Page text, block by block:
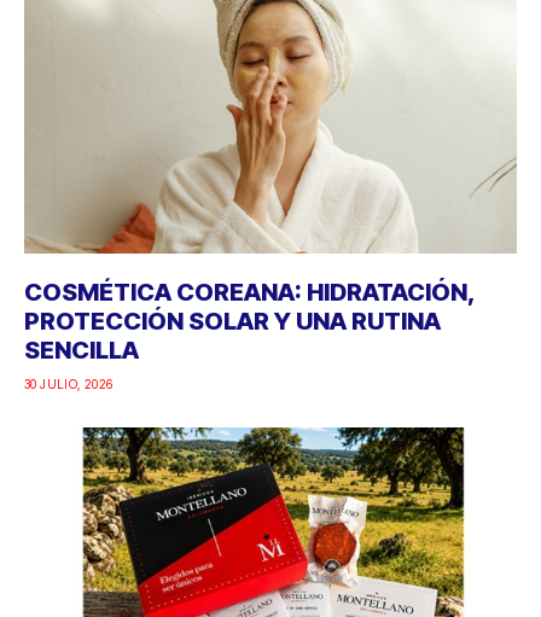
COSMÉTICA COREANA: HIDRATACIÓN,
PROTECCIÓN SOLAR Y UNA RUTINA
SENCILLA
30 JULIO, 2026